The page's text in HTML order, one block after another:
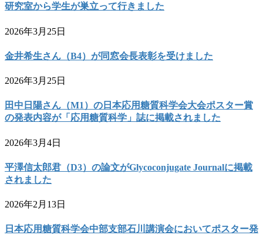
研究室から学生が巣立って行きました
2026年3月25日
金井希生さん（B4）が同窓会長表彰を受けました
2026年3月25日
田中日陽さん（M1）の日本応用糖質科学会大会ポスター賞
の発表内容が「応用糖質科学」誌に掲載されました
2026年3月4日
平澤信太郎君（D3）の論文がGlycoconjugate Journalに掲載
されました
2026年2月13日
日本応用糖質科学会中部支部石川講演会においてポスター発